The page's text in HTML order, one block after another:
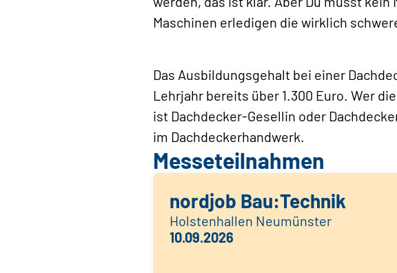
Maschinen erledigen die wirklich
Das Ausbildungsgehalt bei einer
Lehrjahr bereits über 1.300 Euro. Wer
ist Dachdecker-Gesellin oder
im Dach­deckerhandwerk.
Messeteilnahmen
nordjob Bau:Technik
Holstenhallen Neumünster
10.09.2026